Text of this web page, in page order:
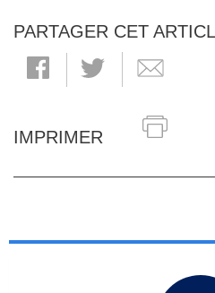
PARTAGER CET
IMPRIMER